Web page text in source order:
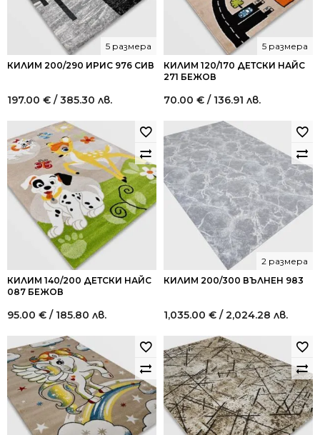
КИЛИМ 200/290 ИРИС 976 СИВ
5 размера
197.00 € / 385.30 лв.
КИЛИМ 120/170 ДЕТСКИ НАЙС
271 БЕЖОВ
5 размера
70.00 € / 136.91 лв.
КИЛИМ 140/200 ДЕТСКИ НАЙС
087 БЕЖОВ
95.00 € / 185.80 лв.
КИЛИМ 200/300 ВЪЛНЕН 983
2 размера
1,035.00 € / 2,024.28 лв.